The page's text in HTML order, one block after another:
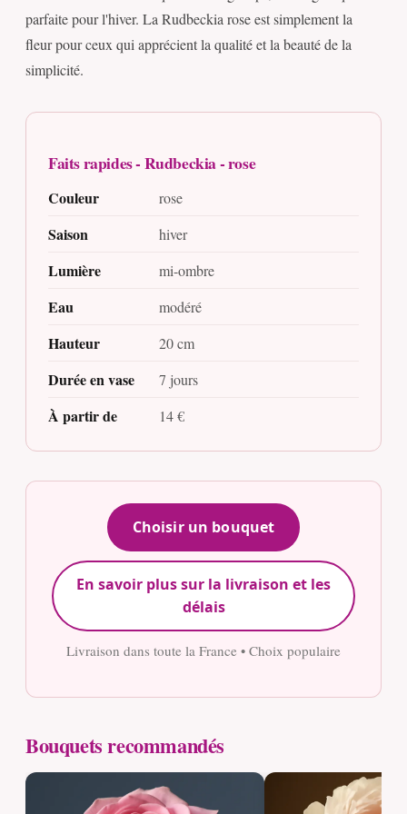
parfaite pour l'hiver. La Rudbeckia rose est simplement la
fleur pour ceux qui apprécient la qualité et la beauté de la
simplicité.
Faits rapides - Rudbeckia - rose
Couleur rose
Saison hiver
Lumière mi-ombre
Eau modéré
Hauteur 20 cm
Durée en vase 7 jours
À partir de 14 €
Choisir un bouquet
En savoir plus sur la livraison et les
délais
Livraison dans toute la France • Choix populaire
Bouquets recommandés